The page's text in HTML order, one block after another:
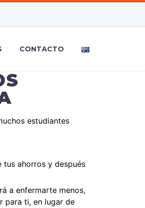
CONTACTO
estudiantes
tus ahorros y después
a enfermarte menos,
para ti, en lugar de